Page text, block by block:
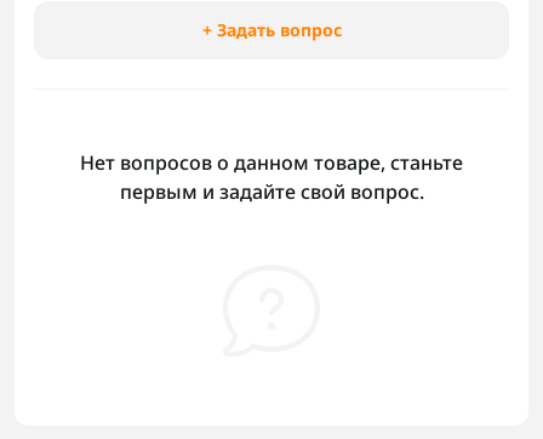
+ Задать вопрос
Нет вопросов о данном товаре, станьте
первым и задайте свой вопрос.